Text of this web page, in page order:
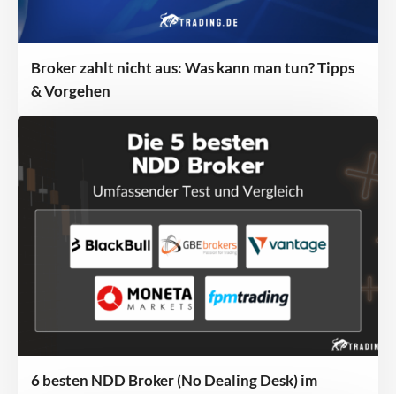
Broker zahlt nicht aus: Was kann man tun? Tipps
& Vorgehen
6 besten NDD Broker (No Dealing Desk) im